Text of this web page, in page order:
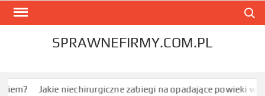
Skip
SPRAWNEFIRMY.COM.PL
niechirurgiczne zabiegi na opadające powieki w Grodzisku